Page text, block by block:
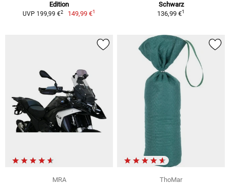
Edition
UVP 199,99 €2 149,99 €1
Schwarz
136,99 €1
MRA
ThoMar